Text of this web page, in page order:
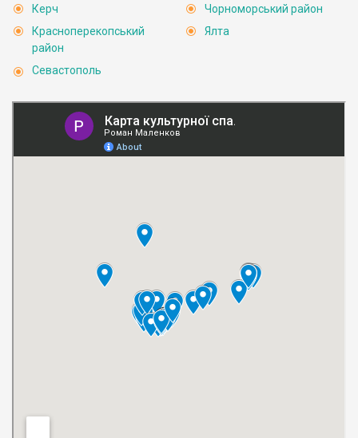
Керч
Красноперекопський
район
Севастополь
Чорноморський район
Ялта